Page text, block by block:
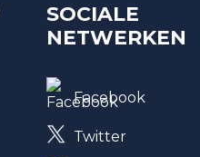
SOCIALE
NETWERKEN
Facebook
Twitter